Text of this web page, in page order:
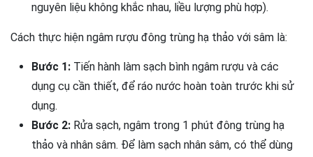
nguyên liệu không khắc nhau, liều lượng phù hợp).
Cách thực hiện ngâm rượu đông trùng hạ thảo với sâm là:
Bước 1: Tiến hành làm sạch bình ngâm rượu và các
dụng cụ cần thiết, để ráo nước hoàn toàn trước khi sử
dụng.
Bước 2: Rửa sạch, ngâm trong 1 phút đông trùng hạ
thảo và nhân sâm. Để làm sạch nhân sâm, có thể dùng